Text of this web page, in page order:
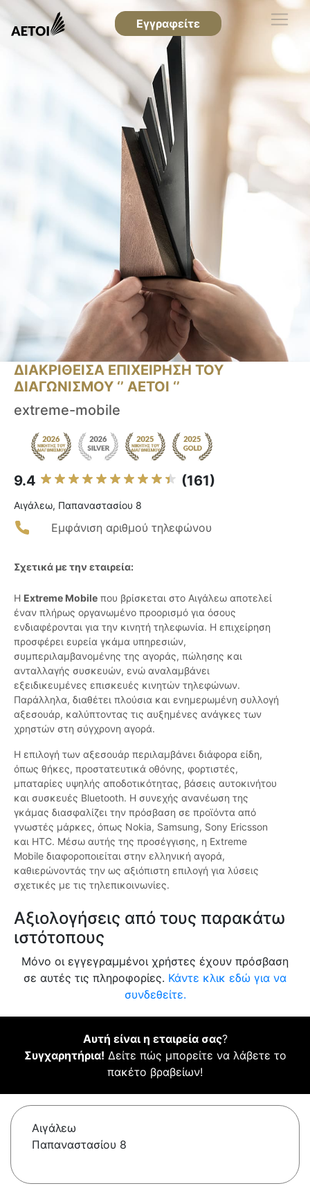
Εγγραφείτε
ΔΙΑΚΡΙΘΕΙΣΑ ΕΠΙΧΕΙΡΗΣΗ ΤΟΥ
ΔΙΑΓΩΝΙΣΜΟΥ ‘’ ΑΕΤΟΙ ‘’
extreme-mobile
9.4 (161)
Αιγάλεω, Παπαναστασίου 8
Εμφάνιση αριθμού τηλεφώνου
Σχετικά με την εταιρεία:
H Extreme Mobile που βρίσκεται στο Αιγάλεω αποτελεί
έναν πλήρως οργανωμένο προορισμό για όσους
ενδιαφέρονται για την κινητή τηλεφωνία. Η επιχείρηση
προσφέρει ευρεία γκάμα υπηρεσιών,
συμπεριλαμβανομένης της αγοράς, πώλησης και
ανταλλαγής συσκευών, ενώ αναλαμβάνει
εξειδικευμένες επισκευές κινητών τηλεφώνων.
Παράλληλα, διαθέτει πλούσια και ενημερωμένη συλλογή
αξεσουάρ, καλύπτοντας τις αυξημένες ανάγκες των
χρηστών στη σύγχρονη αγορά.
Η επιλογή των αξεσουάρ περιλαμβάνει διάφορα είδη,
όπως θήκες, προστατευτικά οθόνης, φορτιστές,
μπαταρίες υψηλής αποδοτικότητας, βάσεις αυτοκινήτου
και συσκευές Bluetooth. Η συνεχής ανανέωση της
γκάμας διασφαλίζει την πρόσβαση σε προϊόντα από
γνωστές μάρκες, όπως Nokia, Samsung, Sony Ericsson
και HTC. Μέσω αυτής της προσέγγισης, η Extreme
Mobile διαφοροποιείται στην ελληνική αγορά,
καθιερώνοντάς την ως αξιόπιστη επιλογή για λύσεις
σχετικές με τις τηλεπικοινωνίες.
Αξιολογήσεις από τους παρακάτω
ιστότοπους
Μόνο οι εγγεγραμμένοι χρήστες έχουν πρόσβαση
σε αυτές τις πληροφορίες. Κάντε κλικ εδώ για να
συνδεθείτε.
Αυτή είναι η εταιρεία σας?
Συγχαρητήρια! Δείτε πώς μπορείτε να λάβετε το
πακέτο βραβείων!
Αιγάλεω
Παπαναστασίου 8